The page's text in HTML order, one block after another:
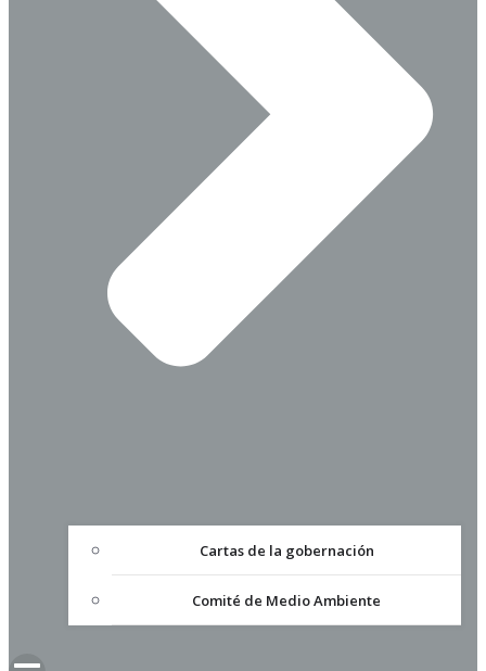
Cartas de la gobernación
Comité de Medio Ambiente